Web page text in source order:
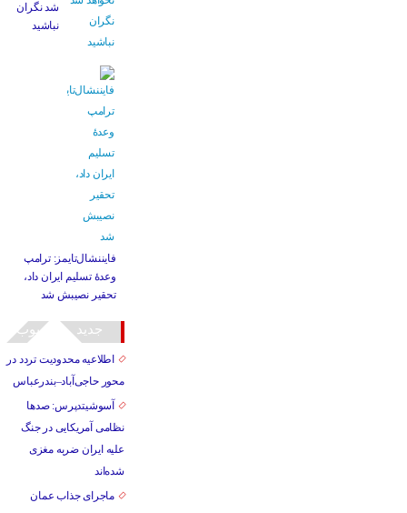
شد نگران
نباشید
فایننشال‌تایمز: ترامپ
وعدۀ تسلیم ایران داد،
تحقیر نصیبش شد
جدید محبوب
اطلاعیه محدودیت تردد در
محور حاجی‌آباد–بندرعباس
آسوشیتدپرس: صدها
نظامی آمریکایی در جنگ
علیه ایران ضربه مغزی
شده‌اند
ماجرای جذاب عمان